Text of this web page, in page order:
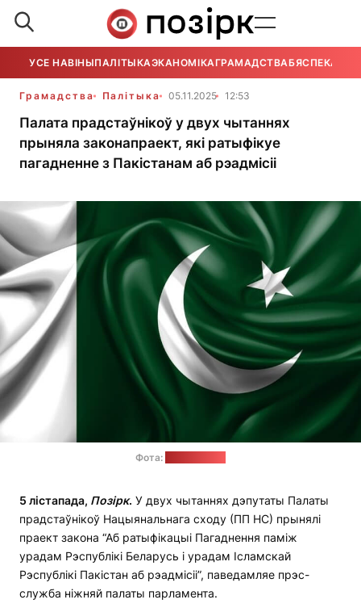
УСЕ НАВІНЫПАЛІТЫКАЭКАНОМІКАГРАМАДСТВАБЯСПЕКА
Грамадства Палітыка 05.11.2025 12:53
Палата прадстаўнікоў у двух чытаннях
прыняла законапраект, які ратыфікуе
пагадненне з Пакістанам аб рэадмісіі
Фота:
5 лістапада, Позірк. У двух чытаннях дэпутаты Палаты
прадстаўнікоў Нацыянальнага сходу (ПП НС) прынялі
праект закона “Аб ратыфікацыі Пагаднення паміж
урадам Рэспублікі Беларусь і урадам Ісламскай
Рэспублікі Пакістан аб рэадмісіі”, паведамляе прэс-
служба ніжняй палаты парламента.